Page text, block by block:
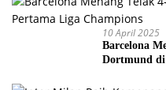
10 April 2025
Barcelona
Dortmund di